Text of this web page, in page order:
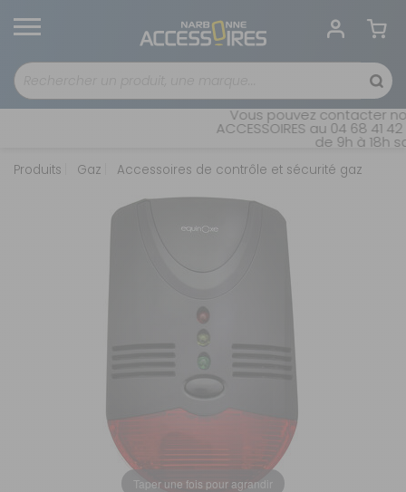
Vous pouvez contacter
ACCESSOIRES au 04 68 41
de 9h à 18h
Produits Gaz Accessoires de contrôle et sécurité gaz
Taper une fois pour agrandir